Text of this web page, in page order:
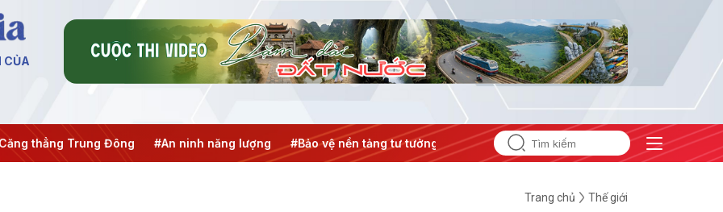
CỦA
Trung Đông #An ninh năng lượng #Bảo vệ nền tảng tư tưởng của Đảng #Hội nghị Trung ương 3
Trang chủ Thế giới